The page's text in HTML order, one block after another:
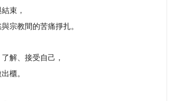
束，
教間的苦痛掙扎。
解、接受自己，
櫃。